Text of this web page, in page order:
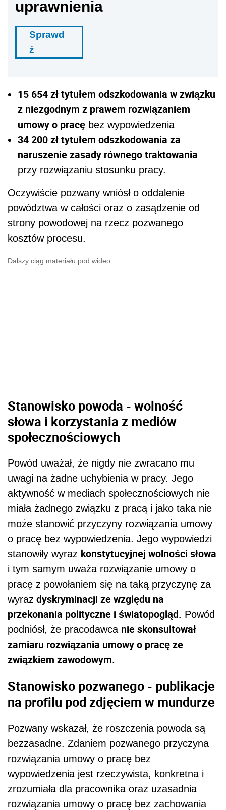
uprawnienia
Sprawd
ź
15 654 zł tytułem odszkodowania w związku
z niezgodnym z prawem rozwiązaniem
umowy o pracę bez wypowiedzenia
34 200 zł tytułem odszkodowania za
naruszenie zasady równego traktowania
przy rozwiązaniu stosunku pracy.
Oczywiście pozwany wniósł o oddalenie
powództwa w całości oraz o zasądzenie od
strony powodowej na rzecz pozwanego
kosztów procesu.
Dalszy ciąg materiału pod wideo
Stanowisko powoda - wolność
słowa i korzystania z mediów
społecznościowych
Powód uważał, że nigdy nie zwracano mu
uwagi na żadne uchybienia w pracy. Jego
aktywność w mediach społecznościowych nie
miała żadnego związku z pracą i jako taka nie
może stanowić przyczyny rozwiązania umowy
o pracę bez wypowiedzenia. Jego wypowiedzi
stanowiły wyraz konstytucyjnej wolności słowa
i tym samym uważa rozwiązanie umowy o
pracę z powołaniem się na taką przyczynę za
wyraz dyskryminacji ze względu na
przekonania polityczne i światopogląd. Powód
podniósł, że pracodawca nie skonsultował
zamiaru rozwiązania umowy o pracę ze
związkiem zawodowym.
Stanowisko pozwanego - publikacje
na profilu pod zdjęciem w mundurze
Pozwany wskazał, że roszczenia powoda są
bezzasadne. Zdaniem pozwanego przyczyna
rozwiązania umowy o pracę bez
wypowiedzenia jest rzeczywista, konkretna i
zrozumiała dla pracownika oraz uzasadnia
rozwiązania umowy o pracę bez zachowania